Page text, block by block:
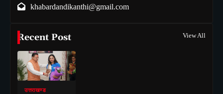
khabardandikanthi@gmail.com
Recent Post View All
उत्तराखण्ड